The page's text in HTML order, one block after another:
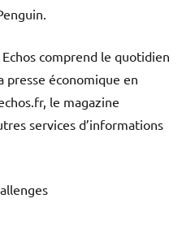
comprend le quotidien
presse économique en
le magazine
services d’informations